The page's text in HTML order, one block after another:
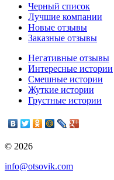
Черный список
Лучшие компании
Новые отзывы
Заказные отзывы
Негативные отзывы
Интересные истории
Смешные истории
Жуткие истории
Грустные истории
© 2026
info@otsovik.com